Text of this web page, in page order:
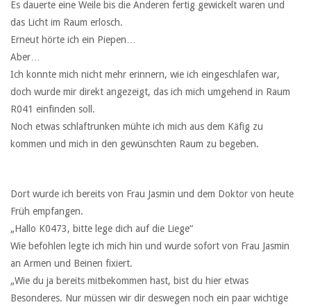
Es dauerte eine Weile bis die Anderen fertig gewickelt waren und
das Licht im Raum erlosch.
Erneut hörte ich ein Piepen…
Aber…
Ich konnte mich nicht mehr erinnern, wie ich eingeschlafen war,
doch wurde mir direkt angezeigt, das ich mich umgehend in Raum
R041 einfinden soll.
Noch etwas schlaftrunken mühte ich mich aus dem Käfig zu
kommen und mich in den gewünschten Raum zu begeben.
Dort wurde ich bereits von Frau Jasmin und dem Doktor von heute
Früh empfangen.
„Hallo K0473, bitte lege dich auf die Liege“
Wie befohlen legte ich mich hin und wurde sofort von Frau Jasmin
an Armen und Beinen fixiert.
„Wie du ja bereits mitbekommen hast, bist du hier etwas
Besonderes. Nur müssen wir dir deswegen noch ein paar wichtige